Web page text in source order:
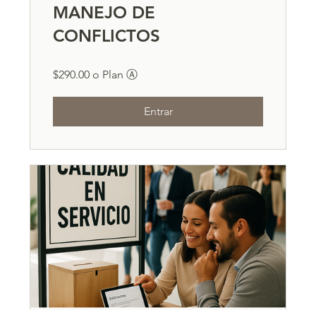
MANEJO DE
CONFLICTOS
$290.00 o Plan Ⓐ
Entrar